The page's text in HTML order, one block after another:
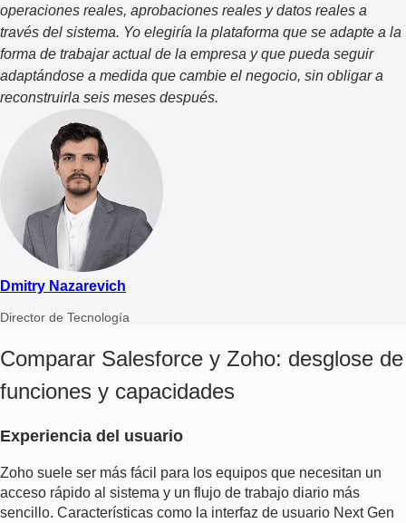
operaciones reales, aprobaciones reales y datos reales a
través del sistema. Yo elegiría la plataforma que se adapte a la
forma de trabajar actual de la empresa y que pueda seguir
adaptándose a medida que cambie el negocio, sin obligar a
reconstruirla seis meses después.
Dmitry Nazarevich
Director de Tecnología
Comparar Salesforce y Zoho: desglose de
funciones y capacidades
Experiencia del usuario
Zoho suele ser más fácil para los equipos que necesitan un
acceso rápido al sistema y un flujo de trabajo diario más
sencillo. Características como la interfaz de usuario Next Gen